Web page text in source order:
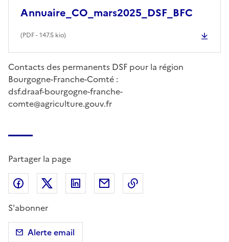
Annuaire_CO_mars2025_DSF_BFC
(PDF- 147.5 kio)
Contacts des permanents DSF pour la région
Bourgogne-Franche-Comté :
dsf.draaf-bourgogne-franche-
comte@agriculture.gouv.fr
Partager la page
Partager sur Facebook
Partager sur X (anciennement Twitter)
Partager sur LinkedIn
Partager par email
S'abonner
Alerte email